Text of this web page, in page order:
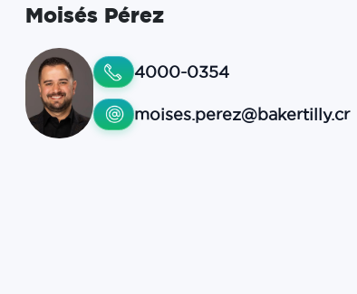
Moisés Pérez
4000-0354
moises.perez@bakertilly.cr